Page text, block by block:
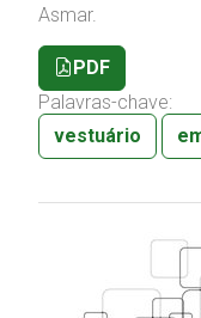
Asmar.
PDF
Palavras-chave:
vestuário